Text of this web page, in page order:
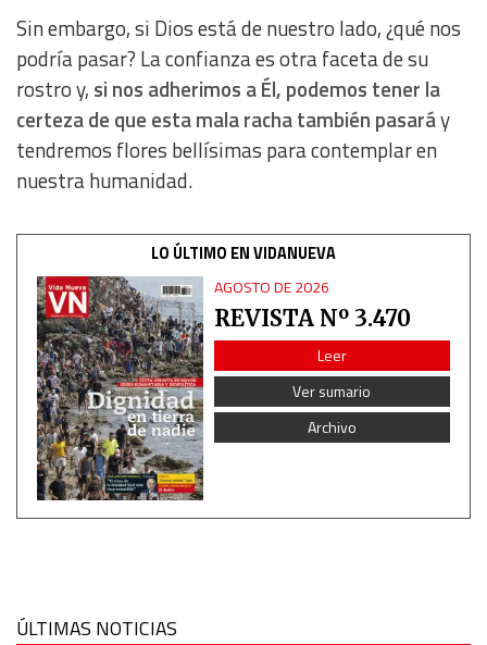
Sin embargo, si Dios está de nuestro lado, ¿qué nos
podría pasar? La confianza es otra faceta de su
rostro y, si nos adherimos a Él, podemos tener la
certeza de que esta mala racha también pasaráy
tendremos flores bellísimas para contemplar en
nuestra humanidad.
LO ÚLTIMO EN VIDANUEVA
AGOSTO DE 2026
REVISTA Nº 3.470
Leer
Ver sumario
Archivo
ÚLTIMAS NOTICIAS